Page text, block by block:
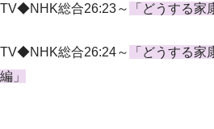
TV◆NHK総合26:23～ 「どうする家
TV◆NHK総合26:24～
「どうする
編」